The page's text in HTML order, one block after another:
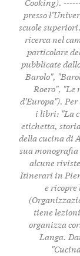
presso
scuole
ricerca nel
particolare
pubblicate
Barolo",
Roero", "Le
d’Europa").
i libri: "La
etichetta,
della cucina di
sua
alcune riviste
Itinerari in
e ricopre
tiene
organizza
Langa.